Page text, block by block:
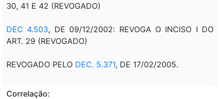
30, 41 E 42 (REVOGADO)
DEC 4.503, DE 09/12/2002: REVOGA O INCISO I DO
ART. 29 (REVOGADO)
REVOGADO PELO DEC. 5.371, DE 17/02/2005.
Correlação: